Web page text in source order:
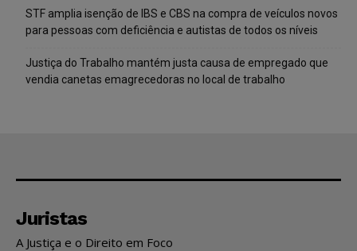
STF amplia isenção de IBS e CBS na compra de veículos novos
para pessoas com deficiência e autistas de todos os níveis
Justiça do Trabalho mantém justa causa de empregado que
vendia canetas emagrecedoras no local de trabalho
Juristas
A Justiça e o Direito em Foco